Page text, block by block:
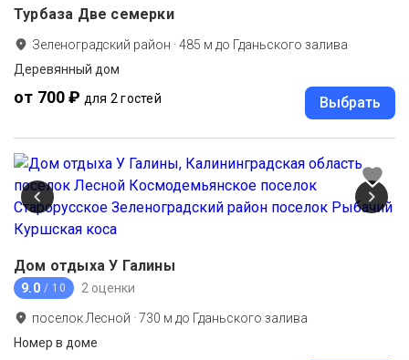
Турбаза Две семерки
Зеленоградский район ·485 м до Гданьского залива
Деревянный дом
от 700 ₽ для 2 гостей Выбрать
Дом отдыха У Галины
9.0 / 10 2 оценки
поселок Лесной ·730 м до Гданьского залива
Номер в доме